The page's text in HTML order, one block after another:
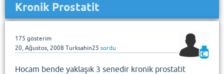
Kronik Prostatit
175 gösterim
20, Ağustos, 2008 Turksahin25 sordu
Hocam bende yaklaşık 3 senedir kronik prostatit